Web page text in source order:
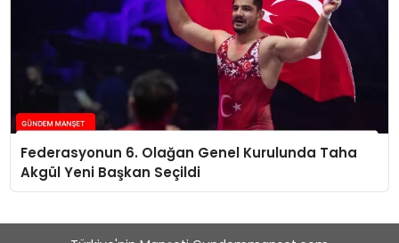
Federasyonun 6. Olağan Genel Kurulunda Taha
Akgül Yeni Başkan Seçildi